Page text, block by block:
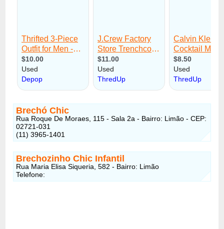
Brechó Chic
Rua Roque De Moraes, 115 - Sala 2a - Bairro: Limão - CEP:
02721-031
(11) 3965-1401
Brechozinho Chic Infantil
Rua Maria Elisa Siqueria, 582 - Bairro: Limão
Telefone: